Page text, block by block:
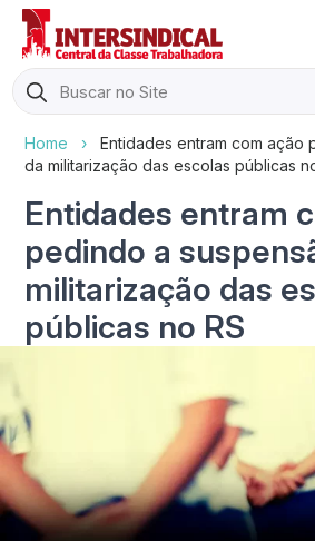
Search
for:
Home ›
Entidades entram com ação
da militarização das escolas públicas
Entidades entram
pedindo a
militarização das
públicas no RS